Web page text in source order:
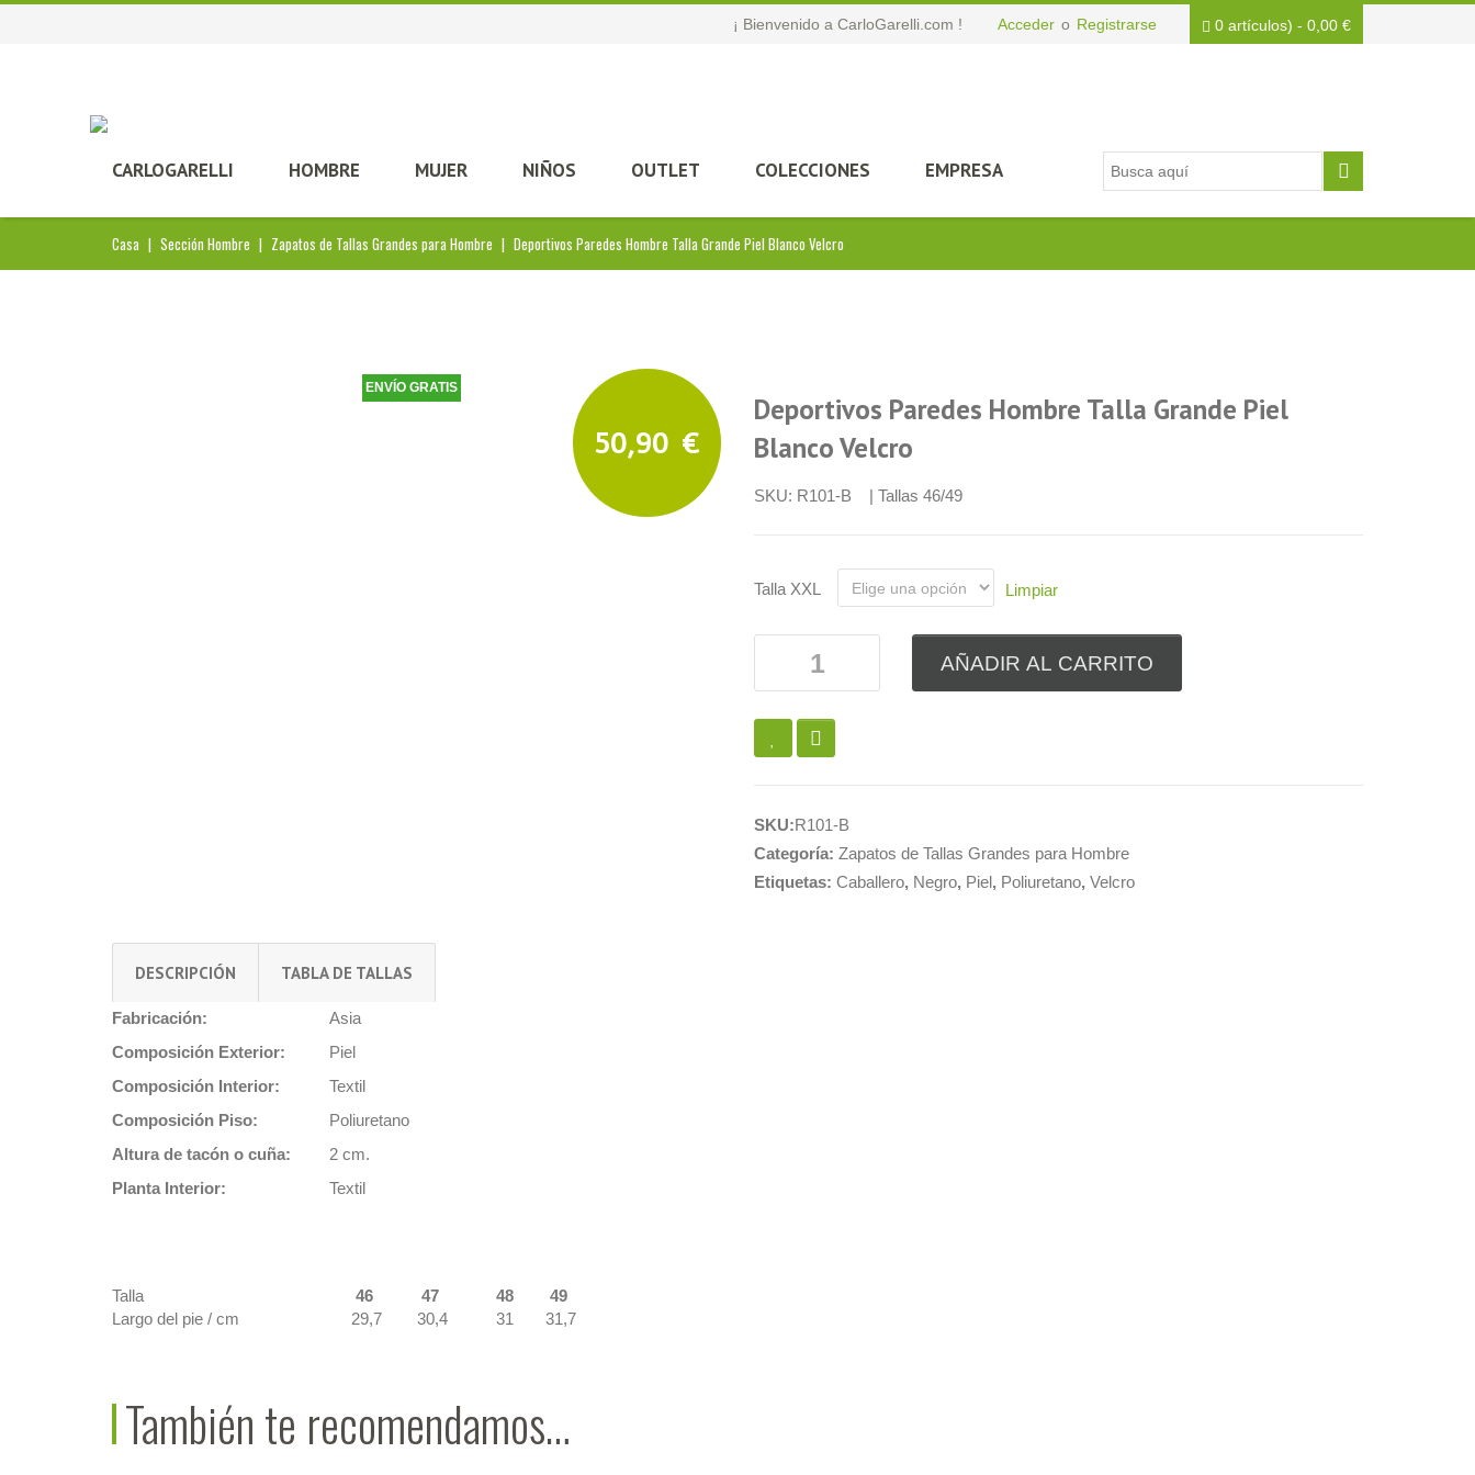
¡ Bienvenido a CarloGarelli.com ! Acceder o Registrarse 0 artículos) - 0,00 €
CARLOGARELLI HOMBRE MUJER NIÑOS OUTLET COLECCIONES EMPRESA
Casa | Sección Hombre | Zapatos de Tallas Grandes para Hombre | Deportivos Paredes Hombre Talla Grande Piel Blanco Velcro
50,90 €
ENVÍO GRATIS
Deportivos Paredes Hombre Talla Grande Piel
Blanco Velcro
SKU: R101-B | Tallas 46/49
Talla XXL Limpiar
AÑADIR AL CARRITO
SKU:R101-B
Categoría: Zapatos de Tallas Grandes para Hombre
Etiquetas: Caballero, Negro, Piel, Poliuretano, Velcro
DESCRIPCIÓN TABLA DE TALLAS
Fabricación:
Asia
Composición Exterior:
Piel
Composición Interior:
Textil
Composición Piso:
Poliuretano
Altura de tacón o cuña:
2 cm.
Planta Interior:
Textil
Talla 46 47 48
49
Largo del pie / cm
29,7 30,4 31 31,7
También te recomendamos…